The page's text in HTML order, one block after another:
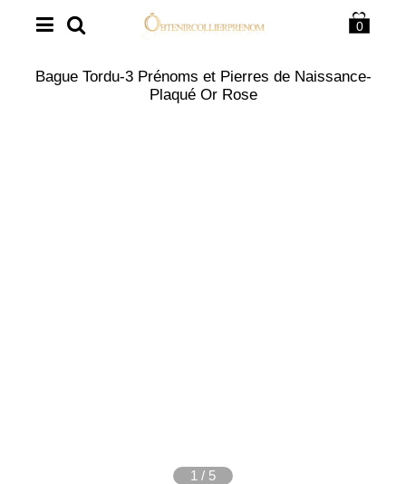
0
Bague Tordu-3 Prénoms et Pierres de Naissance-
Plaqué Or Rose
1 / 5